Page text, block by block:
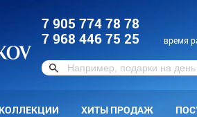
7 905 774 78 78
7 968 446 75 25
время
КОЛЛЕКЦИИ ХИТЫ ПРОДАЖ